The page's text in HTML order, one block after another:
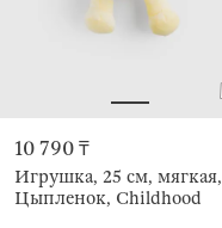
10 790 ₸
Игрушка, 25 см, мягкая,
Цыпленок, Childhood